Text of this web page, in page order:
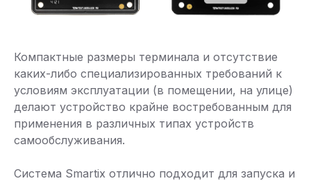
Компактные размеры терминала и отсутствие
каких-либо специализированных требований к
условиям эксплуатации (в помещении, на улице)
делают устройство крайне востребованным для
применения в различных типах устройств
самообслуживания.
Система Smartix отлично подходит для запуска и